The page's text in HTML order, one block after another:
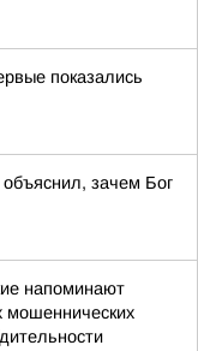
показались
объяснил, зачем Бог
напоминают
мошеннических